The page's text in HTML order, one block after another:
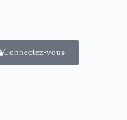
Connectez-vous